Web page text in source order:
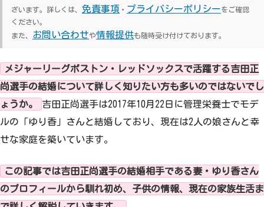
ざいます。詳しくは、 免責事項 ・ プライバシーポリシーをご確認
ください。
また、
お問い合わせや情報提供も随時受け付けております。
メジャーリーグボストン・レッドソックスで活躍する吉田正
尚選手の結婚について詳しく知りたい方も多いのではないでし
ょうか。
吉田正尚選手は2017年10月22日に管理栄養士でモデ
ルの「ゆり香」さんと結婚しており、現在は2人の娘さんと幸
せな家庭を築いています。
この記事では吉田正尚選手の結婚相手である妻・ゆり香さん
のプロフィールから馴れ初め、子供の情報、現在の家族生活ま